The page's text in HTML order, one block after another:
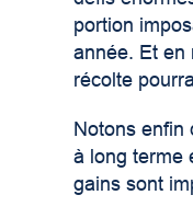
portion
année. Et en
récolte
Notons enfin
à long terme
gains sont